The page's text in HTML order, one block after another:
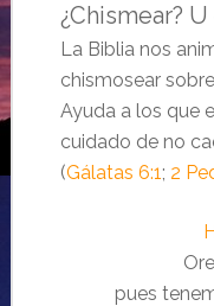
¿Chismear?
La Biblia nos
chismosear
Ayuda a los que
cuidado de no
(Gálatas 6:1; 2
pues